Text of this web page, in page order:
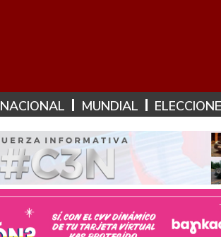
NACIONAL MUNDIAL